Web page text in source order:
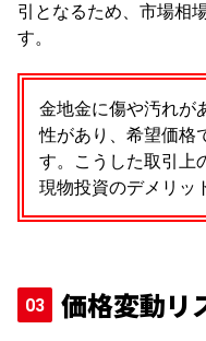
引となるため、市場相
す。
金地金に傷や汚れが
性があり、希望価格
す。こうした取引上
現物投資のデメリッ
価格変動リ